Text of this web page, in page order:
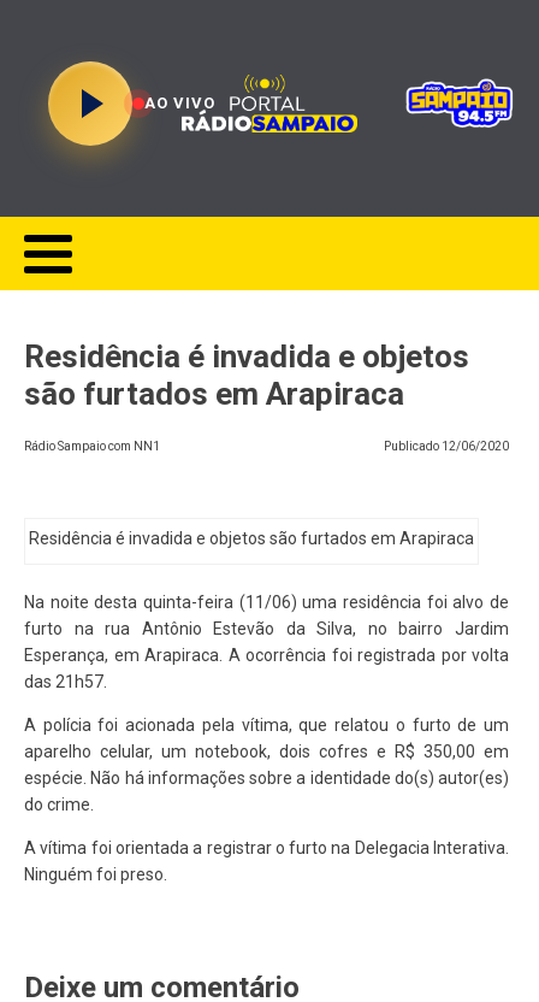
AO VIVO
Residência é invadida e objetos
são furtados em Arapiraca
Rádio Sampaio com NN1 Publicado 12/06/2020
Residência é invadida e objetos são furtados em Arapiraca
Na noite desta quinta-feira (11/06) uma residência foi alvo de
furto na rua Antônio Estevão da Silva, no bairro Jardim
Esperança, em Arapiraca. A ocorrência foi registrada por volta
das 21h57.
A polícia foi acionada pela vítima, que relatou o furto de um
aparelho celular, um notebook, dois cofres e R$ 350,00 em
espécie. Não há informações sobre a identidade do(s) autor(es)
do crime.
A vítima foi orientada a registrar o furto na Delegacia Interativa.
Ninguém foi preso.
Deixe um comentário